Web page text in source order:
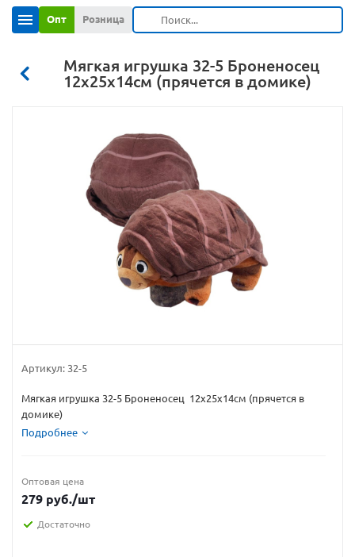
Опт Розница
Мягкая игрушка 32-5 Броненосец
12х25х14см (прячется в домике)
Артикул: 32-5
Мягкая игрушка 32-5 Броненосец 12х25х14см (прячется в
домике)
Подробнее
Оптовая цена
279 руб./шт
Достаточно